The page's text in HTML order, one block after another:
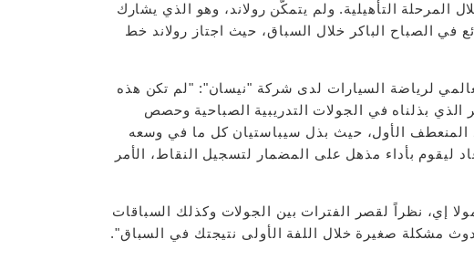
التأهيلية. ولم يتمكّن رولاند، وهو الذي يشارك
الرائع في الصباح الباكر خلال السباق، حيث اجتاز رولاند خط
لرياضة السيارات لدى شركة "نيسان": "لم تكن هذه
الذي بذلناه في الجولات التدريبية الصباحية وحصص
المنعطف الأول، حيث بذل سيباستيان كل ما في وسعه
بأداء مذهل على المضمار لتسجيل النقاط، الأمر
إي، نظراً لقصر الفترات بين الجولات وكذلك السباقات